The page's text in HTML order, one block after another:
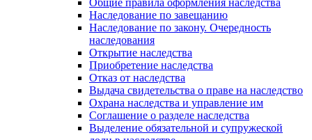
Общие правила оформления наследства
Наследование по завещанию
Наследование по закону. Очередность
наследования
Открытие наследства
Приобретение наследства
Отказ от наследства
Выдача свидетельства о праве на наследство
Охрана наследства и управление им
Соглашение о разделе наследства
Выделение обязательной и супружеской